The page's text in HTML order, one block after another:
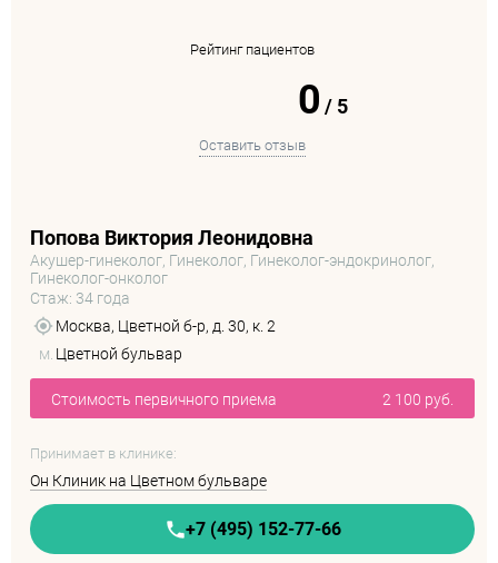
Рейтинг пациентов
0 /5
Оставить отзыв
Попова Виктория Леонидовна
Акушер-гинеколог, Гинеколог, Гинеколог-эндокринолог,
Гинеколог-онколог
Стаж: 34 года
Москва, Цветной б-р, д. 30, к. 2
м. Цветной бульвар
Стоимость первичного приема 2 100 руб.
Принимает в клинике:
Он Клиник на Цветном бульваре
+7 (495) 152-77-66